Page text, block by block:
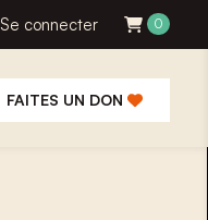
Se connecter 0
FAITES UN DON